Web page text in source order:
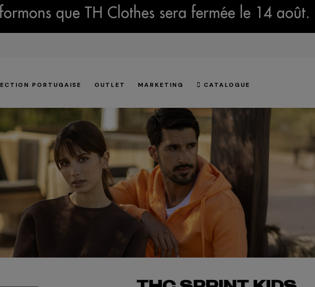
que TH Clothes sera fermée le 14 août.
PORTUGAISE OUTLET MARKETING CATALOGUE